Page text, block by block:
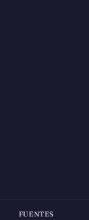
FUENTES